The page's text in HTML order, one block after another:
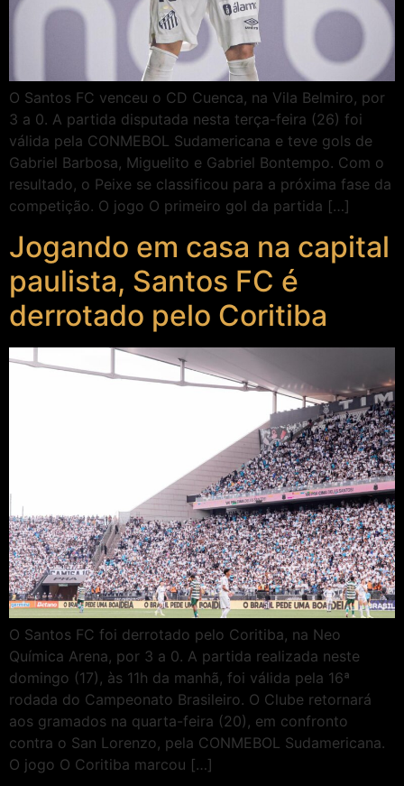
O Santos FC venceu o CD Cuenca, na Vila Belmiro, por
3 a 0. A partida disputada nesta terça-feira (26) foi
válida pela CONMEBOL Sudamericana e teve gols de
Gabriel Barbosa, Miguelito e Gabriel Bontempo. Com o
resultado, o Peixe se classificou para a próxima fase da
competição. O jogo O primeiro gol da partida […]
Jogando em casa na capital
paulista, Santos FC é
derrotado pelo Coritiba
O Santos FC foi derrotado pelo Coritiba, na Neo
Química Arena, por 3 a 0. A partida realizada neste
domingo (17), às 11h da manhã, foi válida pela 16ª
rodada do Campeonato Brasileiro. O Clube retornará
aos gramados na quarta-feira (20), em confronto
contra o San Lorenzo, pela CONMEBOL Sudamericana.
O jogo O Coritiba marcou […]